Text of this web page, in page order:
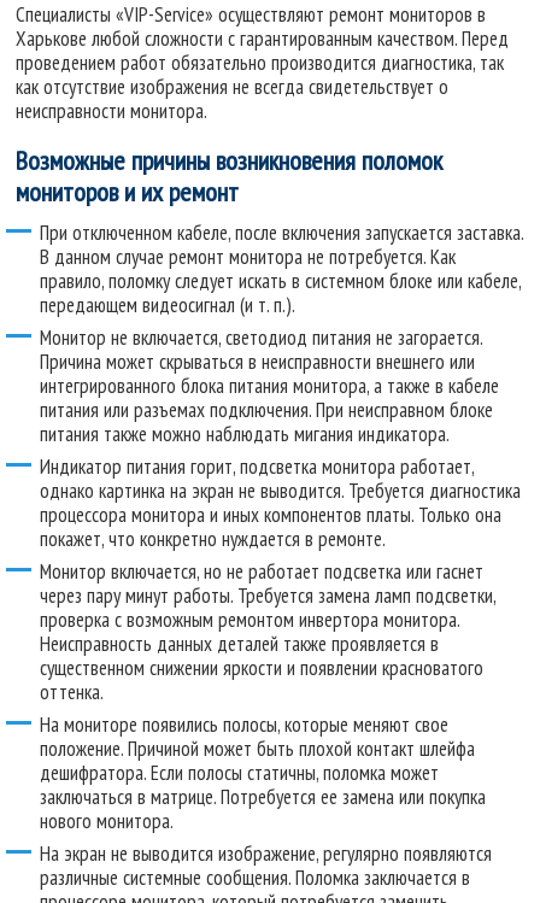
Специалисты «VIP-Service» осуществляют ремонт мониторов в
Харькове любой сложности с гарантированным качеством. Перед
проведением работ обязательно производится диагностика, так
как отсутствие изображения не всегда свидетельствует о
неисправности монитора.
Возможные причины возникновения поломок
мониторов и их ремонт
При отключенном кабеле, после включения запускается заставка.
В данном случае ремонт монитора не потребуется. Как
правило, поломку следует искать в системном блоке или кабеле,
передающем видеосигнал (и т. п.).
Монитор не включается, светодиод питания не загорается.
Причина может скрываться в неисправности внешнего или
интегрированного блока питания монитора, а также в кабеле
питания или разъемах подключения. При неисправном блоке
питания также можно наблюдать мигания индикатора.
Индикатор питания горит, подсветка монитора работает,
однако картинка на экран не выводится. Требуется диагностика
процессора монитора и иных компонентов платы. Только она
покажет, что конкретно нуждается в ремонте.
Монитор включается, но не работает подсветка или гаснет
через пару минут работы. Требуется замена ламп подсветки,
проверка с возможным ремонтом инвертора монитора.
Неисправность данных деталей также проявляется в
существенном снижении яркости и появлении красноватого
оттенка.
На мониторе появились полосы, которые меняют свое
положение. Причиной может быть плохой контакт шлейфа
дешифратора. Если полосы статичны, поломка может
заключаться в матрице. Потребуется ее замена или покупка
нового монитора.
На экран не выводится изображение, регулярно появляются
различные системные сообщения. Поломка заключается в